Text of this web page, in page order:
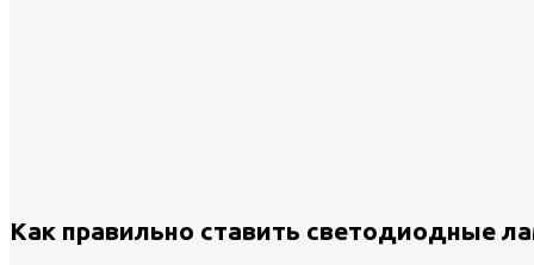
Как правильно ставить светодиодные